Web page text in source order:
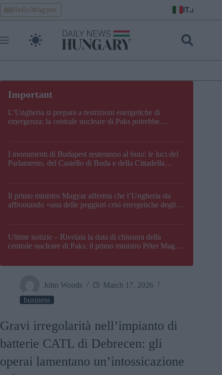
Skip
to
content
HelloMagyar IT
L’Ungheria si prepara a restrizioni energetiche di
emergenza; la centrale nucleare di Paks potrebbe
I monumenti di Budapest resteranno al buio: le luci del
Parlamento, del Castello di Buda e della Cittadella
Il primo ministro Magyar afferma che l’Ungheria sta
affrontando «una delle peggiori crisi energetiche degli
Ultime notizie – Rivelata la data di chiusura della
centrale nucleare di Paks; il primo ministro Péter Magyar
John Woods
March 17, 2026
business
Gravi irregolarità nell’impianto di
batterie CATL di Debrecen: gli
operai lamentano un’intossicazione